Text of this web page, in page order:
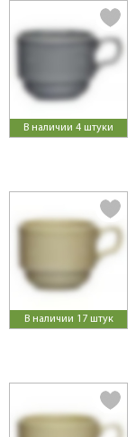
В наличии 4 штуки
В наличии 17 штук